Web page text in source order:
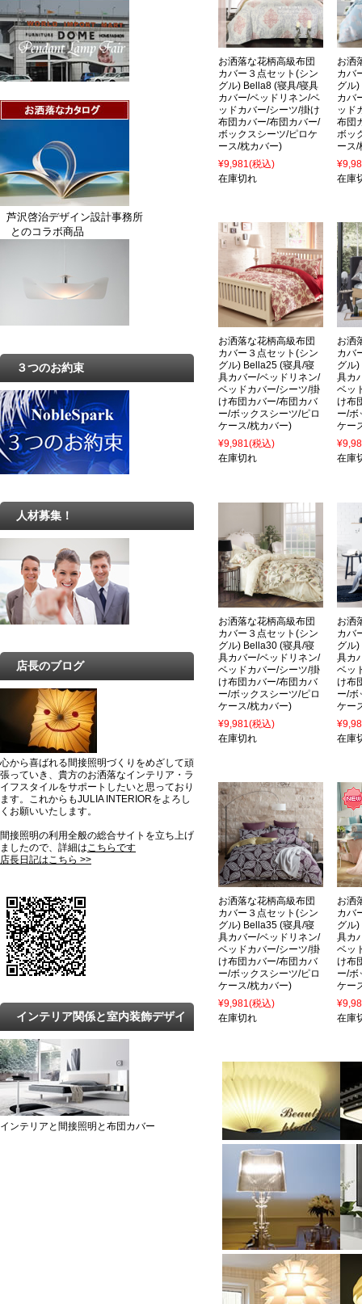
お洒落な花柄高級布団
カバー３点セット(シン
グル) Bella8 (寝具/寝具
カバー/ベッドリネン/ベ
ッドカバー/シーツ/掛け
布団カバー/布団カバー/
ボックスシーツ/ピロケ
ース/枕カバー)
¥9,981(税込)
在庫切れ
お洒
カバ
グル
カバ
ッド
布団
ボッ
ース/
在庫
お洒落な花柄高級布団
カバー３点セット(シン
グル) Bella25 (寝具/寝
具カバー/ベッドリネン/
ベッドカバー/シーツ/掛
け布団カバー/布団カバ
ー/ボックスシーツ/ピロ
ケース/枕カバー)
¥9,981(税込)
在庫切れ
お洒
カバ
グル
具カ
ベッ
け布
ー/ボ
ケー
在庫
お洒落な花柄高級布団
カバー３点セット(シン
グル) Bella30 (寝具/寝
具カバー/ベッドリネン/
ベッドカバー/シーツ/掛
け布団カバー/布団カバ
ー/ボックスシーツ/ピロ
ケース/枕カバー)
¥9,981(税込)
在庫切れ
お洒
カバ
グル
具カ
ベッ
け布
ー/ボ
ケー
在庫
お洒落な花柄高級布団
カバー３点セット(シン
グル) Bella35 (寝具/寝
具カバー/ベッドリネン/
ベッドカバー/シーツ/掛
け布団カバー/布団カバ
ー/ボックスシーツ/ピロ
ケース/枕カバー)
¥9,981(税込)
在庫切れ
お洒
カバ
グル
具カ
ベッ
け布
ー/ボ
ケー
在庫
芦沢啓治デザイン設計事務所
とのコラボ商品
３つのお約束
人材募集！
店長のブログ
心から喜ばれる間接照明づくりをめざして頑
張っていき、貴方のお洒落なインテリア・ラ
イフスタイルをサポートしたいと思っており
ます。これからもJULIA INTERIORをよろし
くお願いいたします。
間接照明の利用全般の総合サイトを立ち上げ
ましたので、詳細はこちらです
店長日記はこちら >>
インテリア関係と室内装飾デザイ
ンの最新トレンドと知識
インテリアと間接照明と布団カバー